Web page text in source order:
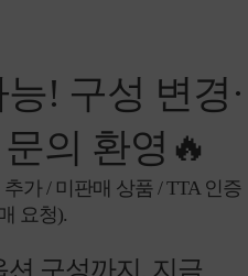
! 구성 변경·
의 환영🔥
가 / 미판매 상품 / TTA 인증
요청).
션 구성까지, 지금